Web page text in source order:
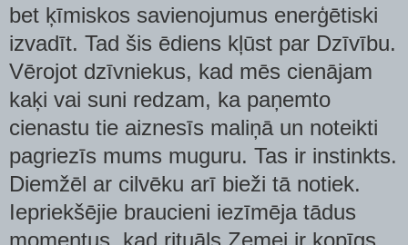
bet ķīmiskos savienojumus enerģētiski
izvadīt. Tad šis ēdiens kļūst par Dzīvību.
Vērojot dzīvniekus, kad mēs cienājam
kaķi vai suni redzam, ka paņemto
cienastu tie aiznesīs maliņā un noteikti
pagriezīs mums muguru. Tas ir instinkts.
Diemžēl ar cilvēku arī bieži tā notiek.
Iepriekšējie braucieni iezīmēja tādus
momentus, kad rituāls Zemei ir kopīgs,